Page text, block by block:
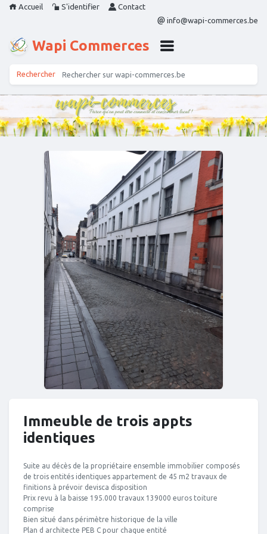
Accueil S'identifier
Contact
info@wapi-commerces.be
Wapi Commerces
Immeuble de trois appts
identiques
Suite au décès de la propriétaire ensemble immobilier composés
de trois entités identiques appartement de 45 m2 travaux de
finitions à prévoir devisca disposition
Prix revu à la baisse 195.000 travaux 139000 euros toiture
comprise
Bien situé dans périmètre historique de la ville
Plan d architecte PEB C pour chaque entité